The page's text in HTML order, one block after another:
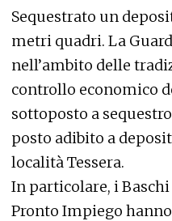
Sequestrato un
metri quadri. La
nell’ambito delle
controllo economico
sottoposto a
posto adibito a
località Tessera.
In particolare, i
Pronto Impiego